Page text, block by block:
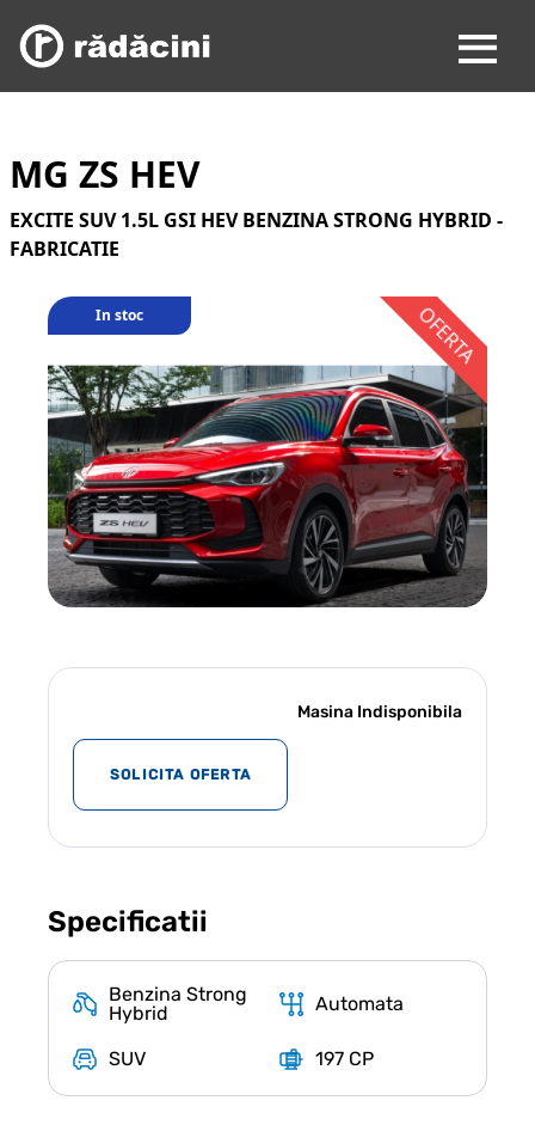
MG ZS HEV
EXCITE SUV 1.5L GSI HEV BENZINA STRONG HYBRID -
FABRICATIE
In stoc
Masina Indisponibila
SOLICITA OFERTA
Specificatii
Benzina Strong
Hybrid
Automata
SUV 197 CP